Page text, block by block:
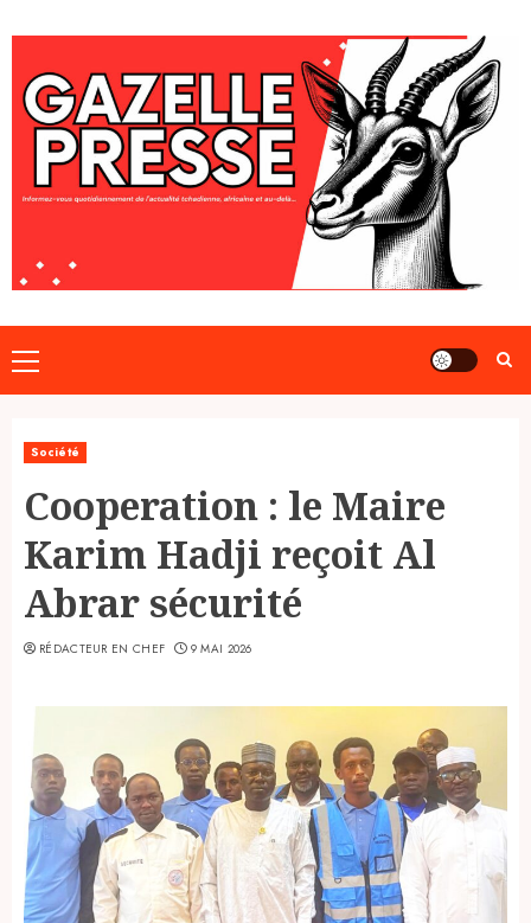
to
content
Primary
Menu
Société
Cooperation : le Maire
Karim Hadji reçoit Al
Abrar sécurité
RÉDACTEUR EN CHEF 9 MAI 2026